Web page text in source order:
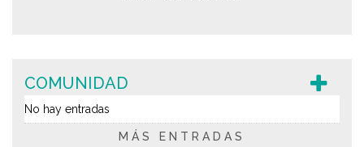
COMUNIDAD
No hay entradas
MÁS ENTRADAS